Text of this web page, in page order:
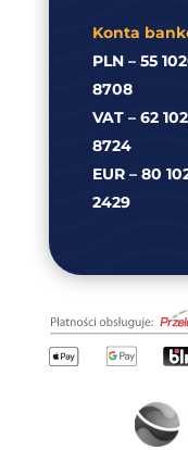
Konta
PLN – 55
8708
VAT – 62
8724
EUR – 80
2429